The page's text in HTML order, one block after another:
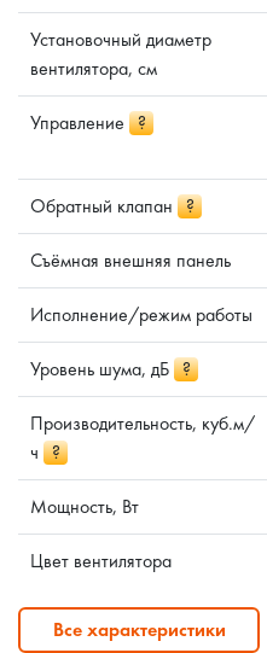
Установочный диаметр
вентилятора, см
Управление ?
Обратный клапан ?
Съёмная внешняя панель
Исполнение/режим работы
Уровень шума, дБ ?
Производительность, куб.м/
ч ?
Мощность, Вт
Цвет вентилятора
Все характеристики